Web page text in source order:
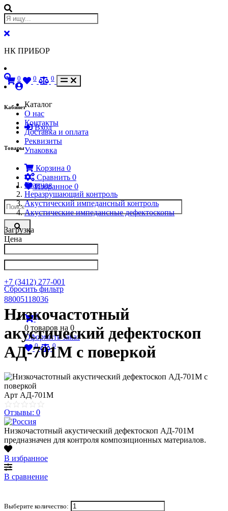
НК ПРИБОР
Кабинет
Вход
Товары
Корзина 0
Сравнить 0
Избранное 0
Написать в Телеграм
+7 (3412) 277-001
88005118036
0
0 товаров на 0
Оформить заказ
0 0
0 0 0
Каталог
О нас
Контакты
Доставка и оплата
Реквизиты
Упаковка
Главная
Неразрушающий контроль
Акустический импедансный контроль
Акустические импедансные дефектоскопы
Загрузка
Цена
Сбросить фильтр
Низкочастотный
акустический дефектоскоп
АД-701М с поверкой
Арт АД-701М
Отзывы: 0
Низкочастотный акустический дефектоскоп АД-701М
предназначен для контроля композиционных материалов.
В избранное
В сравнение
Выберите количество: